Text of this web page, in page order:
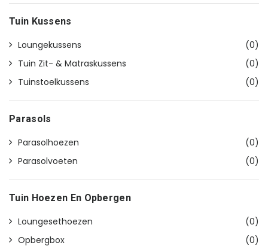
Tuin Kussens
Loungekussens
(0)
Tuin Zit- & Matraskussens
(0)
Tuinstoelkussens
(0)
Parasols
Parasolhoezen
(0)
Parasolvoeten
(0)
Tuin Hoezen En Opbergen
Loungesethoezen
(0)
Opbergbox
(0)